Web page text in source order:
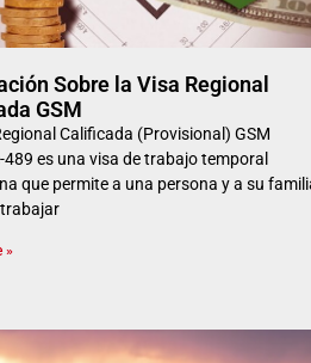
Sobre la Visa Regional
GSM
Calificada (Provisional) GSM
489 es una visa de trabajo temporal
que permite a una persona y a su
»